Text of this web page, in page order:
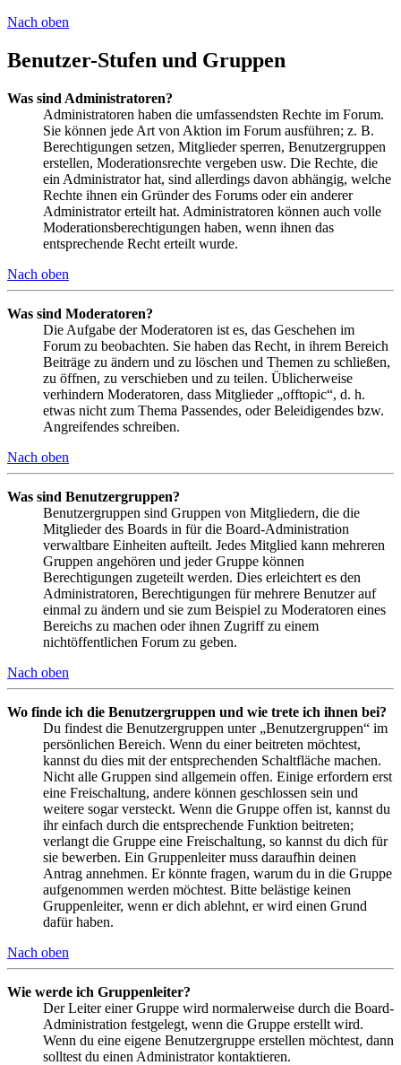
Nach oben
Benutzer-Stufen und Gruppen
Was sind Administratoren?
Administratoren haben die umfassendsten Rechte im Forum.
Sie können jede Art von Aktion im Forum ausführen; z. B.
Berechtigungen setzen, Mitglieder sperren, Benutzergruppen
erstellen, Moderationsrechte vergeben usw. Die Rechte, die
ein Administrator hat, sind allerdings davon abhängig, welche
Rechte ihnen ein Gründer des Forums oder ein anderer
Administrator erteilt hat. Administratoren können auch volle
Moderationsberechtigungen haben, wenn ihnen das
entsprechende Recht erteilt wurde.
Nach oben
Was sind Moderatoren?
Die Aufgabe der Moderatoren ist es, das Geschehen im
Forum zu beobachten. Sie haben das Recht, in ihrem Bereich
Beiträge zu ändern und zu löschen und Themen zu schließen,
zu öffnen, zu verschieben und zu teilen. Üblicherweise
verhindern Moderatoren, dass Mitglieder „offtopic“, d. h.
etwas nicht zum Thema Passendes, oder Beleidigendes bzw.
Angreifendes schreiben.
Nach oben
Was sind Benutzergruppen?
Benutzergruppen sind Gruppen von Mitgliedern, die die
Mitglieder des Boards in für die Board-Administration
verwaltbare Einheiten aufteilt. Jedes Mitglied kann mehreren
Gruppen angehören und jeder Gruppe können
Berechtigungen zugeteilt werden. Dies erleichtert es den
Administratoren, Berechtigungen für mehrere Benutzer auf
einmal zu ändern und sie zum Beispiel zu Moderatoren eines
Bereichs zu machen oder ihnen Zugriff zu einem
nichtöffentlichen Forum zu geben.
Nach oben
Wo finde ich die Benutzergruppen und wie trete ich ihnen bei?
Du findest die Benutzergruppen unter „Benutzergruppen“ im
persönlichen Bereich. Wenn du einer beitreten möchtest,
kannst du dies mit der entsprechenden Schaltfläche machen.
Nicht alle Gruppen sind allgemein offen. Einige erfordern erst
eine Freischaltung, andere können geschlossen sein und
weitere sogar versteckt. Wenn die Gruppe offen ist, kannst du
ihr einfach durch die entsprechende Funktion beitreten;
verlangt die Gruppe eine Freischaltung, so kannst du dich für
sie bewerben. Ein Gruppenleiter muss daraufhin deinen
Antrag annehmen. Er könnte fragen, warum du in die Gruppe
aufgenommen werden möchtest. Bitte belästige keinen
Gruppenleiter, wenn er dich ablehnt, er wird einen Grund
dafür haben.
Nach oben
Wie werde ich Gruppenleiter?
Der Leiter einer Gruppe wird normalerweise durch die Board-
Administration festgelegt, wenn die Gruppe erstellt wird.
Wenn du eine eigene Benutzergruppe erstellen möchtest, dann
solltest du einen Administrator kontaktieren.